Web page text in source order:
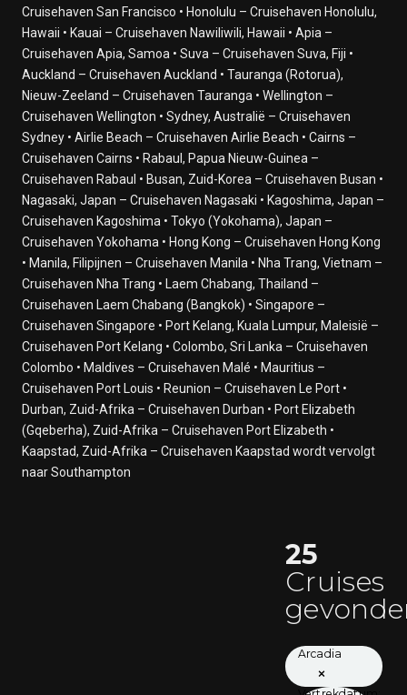
11 april 2028
Op Zee
12 april 2028
Mauritius
13 april 2028
Reunion
14 april 2028
Op Zee
15 april 2028
Op Zee
16 april 2028
Op Zee
17 april 2028
Durban, Zuid-Afrika
18 april 2028
Op Zee
19 april 2028
Port Elizabeth (Now Gqeberha), Zuid-Afrika
20 april 2028
Op Zee
21 april 2028
Kaapstad, Zuid-Afrika
22 april 2028
Wordt vervolgd naar Southampton dag 124
Cruisehaven San Francisco • Honolulu – Cruisehaven Honolulu,
Hawaii • Kauai – Cruisehaven Nawiliwili, Hawaii • Apia –
Cruisehaven Apia, Samoa • Suva – Cruisehaven Suva, Fiji •
Auckland – Cruisehaven Auckland • Tauranga (Rotorua),
Nieuw-Zeeland – Cruisehaven Tauranga • Wellington –
Cruisehaven Wellington • Sydney, Australië – Cruisehaven
Sydney • Airlie Beach – Cruisehaven Airlie Beach • Cairns –
Cruisehaven Cairns • Rabaul, Papua Nieuw-Guinea –
Cruisehaven Rabaul • Busan, Zuid-Korea – Cruisehaven Busan •
Nagasaki, Japan – Cruisehaven Nagasaki • Kagoshima, Japan –
Cruisehaven Kagoshima • Tokyo (Yokohama), Japan –
Cruisehaven Yokohama • Hong Kong – Cruisehaven Hong Kong
• Manila, Filipijnen – Cruisehaven Manila • Nha Trang, Vietnam –
Cruisehaven Nha Trang • Laem Chabang, Thailand –
Cruisehaven Laem Chabang (Bangkok) • Singapore –
Cruisehaven Singapore • Port Kelang, Kuala Lumpur, Maleisië –
Cruisehaven Port Kelang • Colombo, Sri Lanka – Cruisehaven
Colombo • Maldives – Cruisehaven Malé • Mauritius –
Cruisehaven Port Louis • Reunion – Cruisehaven Le Port •
Durban, Zuid-Afrika – Cruisehaven Durban • Port Elizabeth
(Gqeberha), Zuid-Afrika – Cruisehaven Port Elizabeth •
Kaapstad, Zuid-Afrika – Cruisehaven Kaapstad wordt vervolgt
naar Southampton